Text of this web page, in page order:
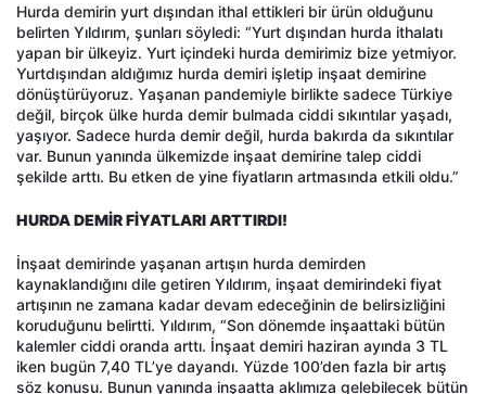
Hurda demirin yurt dışından ithal ettikleri bir ürün olduğunu
belirten Yıldırım, şunları söyledi: “Yurt dışından hurda ithalatı
yapan bir ülkeyiz. Yurt içindeki hurda demirimiz bize yetmiyor.
Yurtdışından aldığımız hurda demiri işletip inşaat demirine
dönüştürüyoruz. Yaşanan pandemiyle birlikte sadece Türkiye
değil, birçok ülke hurda demir bulmada ciddi sıkıntılar yaşadı,
yaşıyor. Sadece hurda demir değil, hurda bakırda da sıkıntılar
var. Bunun yanında ülkemizde inşaat demirine talep ciddi
şekilde arttı. Bu etken de yine fiyatların artmasında etkili oldu.”
HURDA DEMİR FİYATLARI ARTTIRDI!
İnşaat demirinde yaşanan artışın hurda demirden
kaynaklandığını dile getiren Yıldırım, inşaat demirindeki fiyat
artışının ne zamana kadar devam edeceğinin de belirsizliğini
koruduğunu belirtti. Yıldırım, “Son dönemde inşaattaki bütün
kalemler ciddi oranda arttı. İnşaat demiri haziran ayında 3 TL
iken bugün 7,40 TL’ye dayandı. Yüzde 100’den fazla bir artış
söz konusu. Bunun yanında inşaatta aklımıza gelebilecek bütün